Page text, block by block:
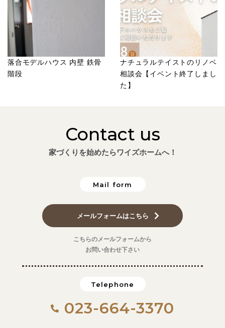
落合モデルハウス 内壁 鉄骨
階段
ナチュラルテイストのリノベ
相談会【イベント終了しまし
た】
Contact us
家づくりを始めたらワイズホームへ！
Mail form
メールフォームはこちら
こちらのメールフォームから
お問い合わせ下さい
Telephone
023-664-3370